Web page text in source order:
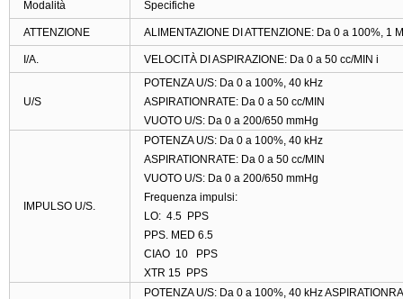
Modalità Specifiche
ATTENZIONE ALIMENTAZIONE DI ATTENZIONE: Da 0 a 100%, 1
I/A. VELOCITÀ DI ASPIRAZIONE: Da 0 a 50 cc/MIN i
U/S
POTENZA U/S: Da 0 a 100%, 40 kHz
ASPIRATIONRATE: Da 0 a 50 cc/MIN
VUOTO U/S: Da 0 a 200/650 mmHg
IMPULSO U/S.
POTENZA U/S: Da 0 a 100%, 40 kHz
ASPIRATIONRATE: Da 0 a 50 cc/MIN
VUOTO U/S: Da 0 a 200/650 mmHg
Frequenza impulsi:
LO: 4.5 PPS
PPS. MED 6.5
CIAO 10 PPS
XTR 15 PPS
POTENZA U/S: Da 0 a 100%, 40 kHz